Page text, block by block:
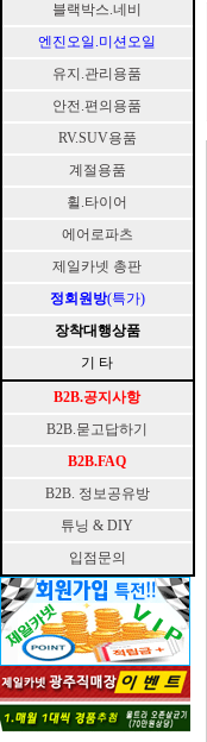
블랙박스.네비
엔진오일.미션오일
유지.관리용품
안전.편의용품
RV.SUV용품
계절용품
휠.타이어
에어로파츠
제일카넷 총판
정회원방(특가)
장착대행상품
기 타
B2B.공지사항
B2B.묻고답하기
B2B.FAQ
B2B. 정보공유방
튜닝 & DIY
입점문의